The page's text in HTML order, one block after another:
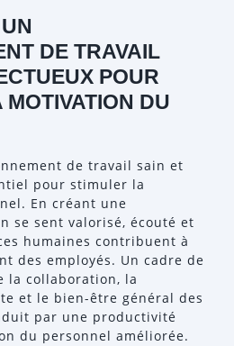
DE TRAVAIL
POUR
DU
de travail sain et
pour stimuler la
En créant une
se sent valorisé, écouté et
humaines contribuent à
des employés. Un cadre de
la collaboration, la
et le bien-être général des
par une productivité
du personnel améliorée.